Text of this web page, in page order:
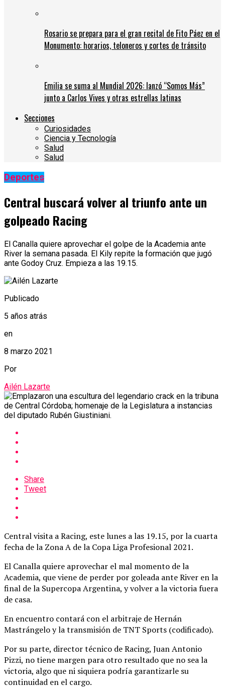
Rosario se prepara para el gran recital de Fito Páez en el
Monumento: horarios, teloneros y cortes de tránsito
Emilia se suma al Mundial 2026: lanzó “Somos Más”
junto a Carlos Vives y otras estrellas latinas
Secciones
Curiosidades
Ciencia y Tecnología
Salud
Salud
Deportes
Central buscará volver al triunfo ante un
golpeado Racing
El Canalla quiere aprovechar el golpe de la Academia ante
River la semana pasada. El Kily repite la formación que jugó
ante Godoy Cruz. Empieza a las 19.15.
Publicado
5 años atrás
en
8 marzo 2021
Por
Ailén Lazarte
Share
Tweet
Central visita a Racing, este lunes a las 19.15, por la cuarta
fecha de la Zona A de la Copa Liga Profesional 2021.
El Canalla quiere aprovechar el mal momento de la
Academia, que viene de perder por goleada ante River en la
final de la Supercopa Argentina, y volver a la victoria fuera
de casa.
En encuentro contará con el arbitraje de Hernán
Mastrángelo y la transmisión de TNT Sports (codificado).
Por su parte, director técnico de Racing, Juan Antonio
Pizzi, no tiene margen para otro resultado que no sea la
victoria, algo que ni siquiera podría garantizarle su
continuidad en el cargo.